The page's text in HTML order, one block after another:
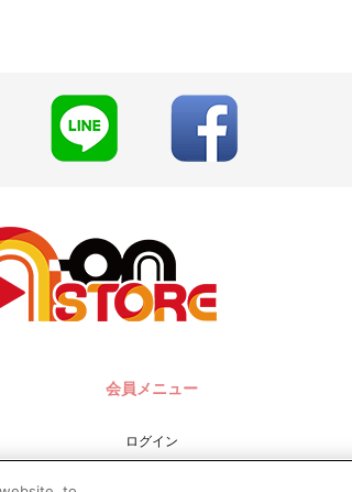
会員メニュー
ログイン